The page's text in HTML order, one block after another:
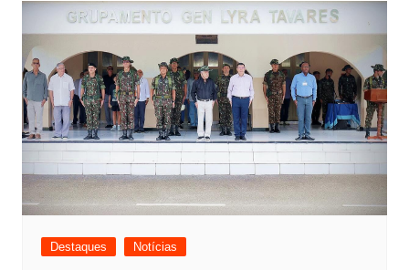
Destaques Notícias